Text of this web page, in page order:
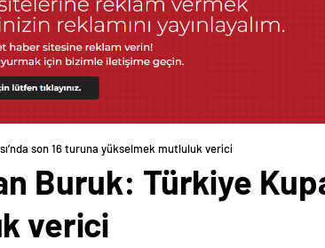
son 16 turuna yükselmek mutluluk verici
Buruk: Türkiye
verici